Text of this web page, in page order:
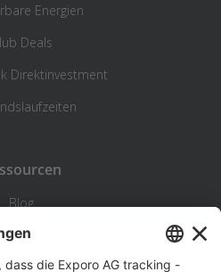
Energien
Deals
Direktinvestment
Blog
Wiki